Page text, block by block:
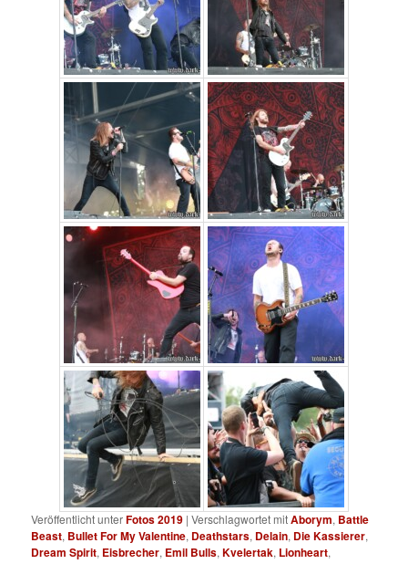
Veröffentlicht unterFotos 2019 |Verschlagwortet mitAborym, Battle
Beast, Bullet For My Valentine, Deathstars, Delain, Die Kassierer,
Dream Spirit, Eisbrecher, Emil Bulls,Kvelertak, Lionheart,